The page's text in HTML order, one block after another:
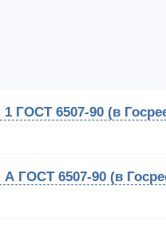
ГОСТ 6507-90 (в
ГОСТ 6507-90 (в